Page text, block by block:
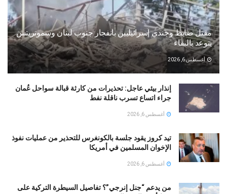
مقتل ضابط وجندي إسرائيليين بانفجار جنوب لبنان وسموتريتش
يتوعد بالبقاء
أغسطس 6, 2026
إنذار بيئي عاجل: تحذيرات من كارثة قبالة سواحل عُمان
جراء اتساع تسرب ناقلة نفط
أغسطس 6, 2026
تيد كروز يقود جلسة بالكونغرس للتحذير من عمليات نفوذ
الإخوان المسلمين في أمريكا
أغسطس 6, 2026
من يدعم “جنل إنرجي”؟ تفاصيل السيطرة التركية على